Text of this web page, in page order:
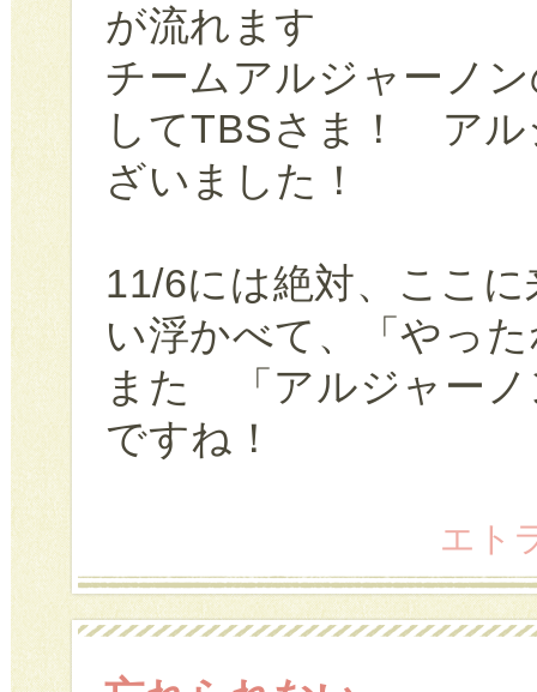
が流れます
チームアルジャーノ
してTBSさま！ アル
ざいました！
11/6には絶対、ここ
い浮かべて、「やっ
また 「アルジャーノ
ですね！
エト